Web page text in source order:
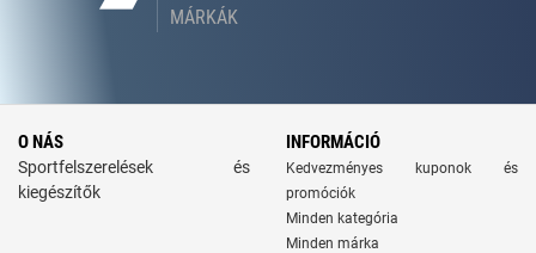
MÁRKÁK
O NÁS
Sportfelszerelések és
kiegészítők
INFORMÁCIÓ
Kedvezményes kuponok és
promóciók
Minden kategória
Minden márka